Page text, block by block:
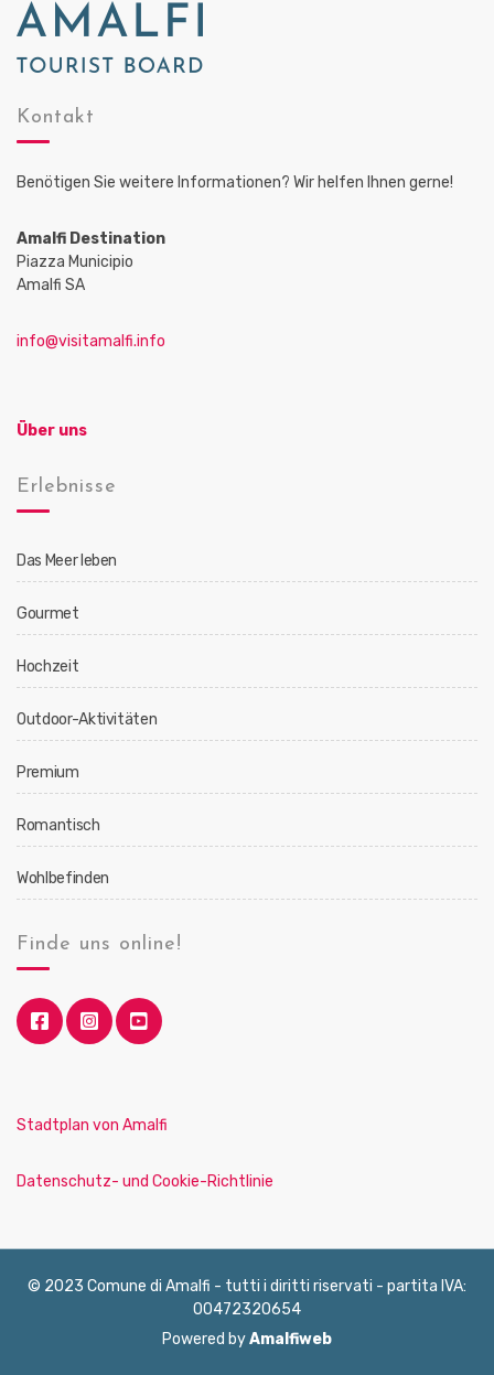
Kontakt
Benötigen Sie weitere Informationen? Wir helfen Ihnen gerne!
Amalfi Destination
Piazza Municipio
Amalfi SA
info@visitamalfi.info
Über uns
Erlebnisse
Das Meer leben
Gourmet
Hochzeit
Outdoor-Aktivitäten
Premium
Romantisch
Wohlbefinden
Finde uns online!
Stadtplan von Amalfi
Datenschutz- und Cookie-Richtlinie
© 2023 Comune di Amalfi - tutti i diritti riservati - partita IVA:
00472320654
Powered byAmalfiweb